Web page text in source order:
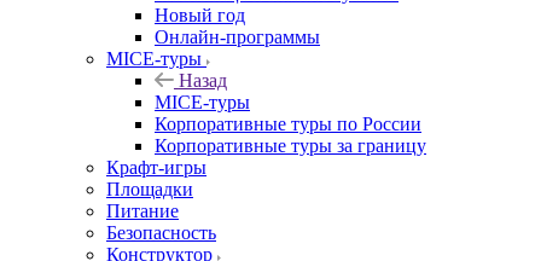
Новый год
Онлайн-программы
MICE‑туры
Назад
MICE‑туры
Корпоративные туры по России
Корпоративные туры за границу
Крафт-игры
Площадки
Питание
Безопасность
Конструктор